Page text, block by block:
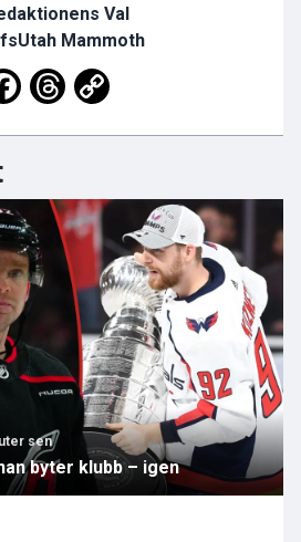
Val
Utah Mammoth
sen
byter klubb – igen